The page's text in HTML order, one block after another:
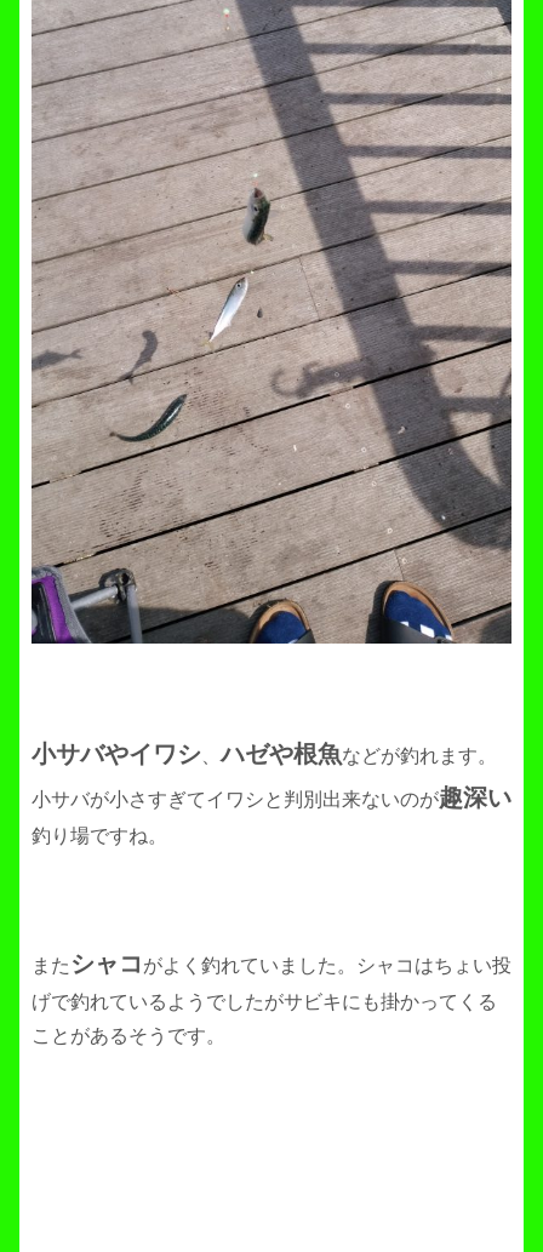
小サバやイワシ 、ハゼや根魚などが釣れます。
小サバが小さすぎてイワシと判別出来ないのが趣深い
釣り場ですね。
また シャコ がよく釣れていました。シャコはちょい投
げで釣れているようでしたがサビキにも掛かってくる
ことがあるそうです。